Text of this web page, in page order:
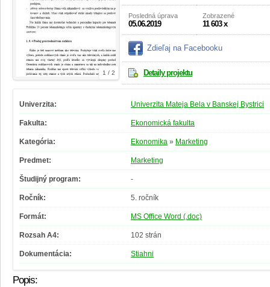
1 / 2
Posledná úprava
05.06.2019
Zobrazené
11 603 x
Zdieľaj na Facebooku
Detaily projektu
Univerzita: Univerzita Mateja Bela v Banskej Bystrici
Fakulta: Ekonomická fakulta
Kategória: Ekonomika » Marketing
Predmet: Marketing
Študijný program: -
Ročník: 5. ročník
Formát: MS Office Word (.doc)
Rozsah A4: 102 strán
Dokumentácia: Stiahni
Popis: